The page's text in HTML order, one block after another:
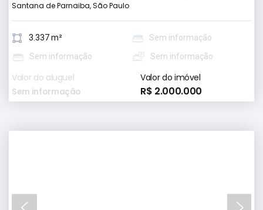
Santana de Parnaiba, São Paulo
3.337 m²
Sem informação
Sem informação
Sem informação
Valor do aluguel
Sem informação
Valor do imóvel
R$ 2.000.000